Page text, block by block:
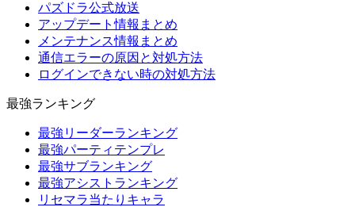
パズドラ公式放送
アップデート情報まとめ
メンテナンス情報まとめ
通信エラーの原因と対処方法
ログインできない時の対処方法
最強ランキング
最強リーダーランキング
最強パーティテンプレ
最強サブランキング
最強アシストランキング
リセマラ当たりキャラ